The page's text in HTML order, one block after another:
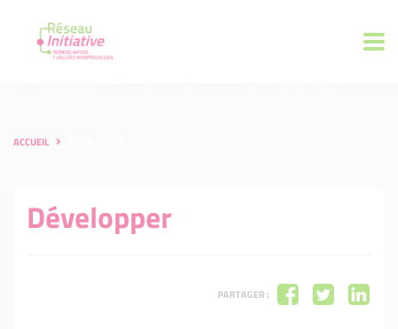
ACCUEIL
Développer
PARTAGER :